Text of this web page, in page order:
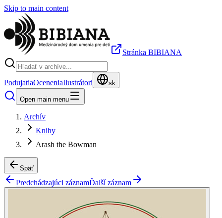
Skip to main content
Stránka BIBIANA
PodujatiaOceneniaIlustrátori sk
Open main menu
Archív
Knihy
Arash the Bowman
Späť
Predchádzajúci záznamĎalší záznam